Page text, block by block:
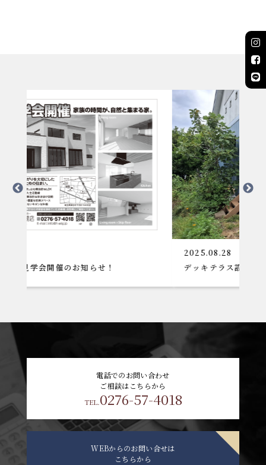
知らせ！
デッキテラス設置工事
電話でのお問い合わせ
ご相談はこちらから
TEL.0276-57-4018
WEBからのお問い合せは
こちらから